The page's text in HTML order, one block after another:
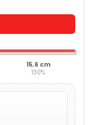
15,6 cm
130%